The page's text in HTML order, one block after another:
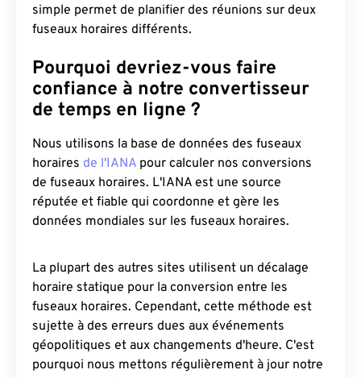
simple permet de planifier des réunions sur deux
fuseaux horaires différents.
Pourquoi devriez-vous faire
confiance à notre convertisseur
de temps en ligne ?
Nous utilisons la base de données des fuseaux
horaires de l'IANA pour calculer nos conversions
de fuseaux horaires. L'IANA est une source
réputée et fiable qui coordonne et gère les
données mondiales sur les fuseaux horaires.
La plupart des autres sites utilisent un décalage
horaire statique pour la conversion entre les
fuseaux horaires. Cependant, cette méthode est
sujette à des erreurs dues aux événements
géopolitiques et aux changements d'heure. C'est
pourquoi nous mettons régulièrement à jour notre